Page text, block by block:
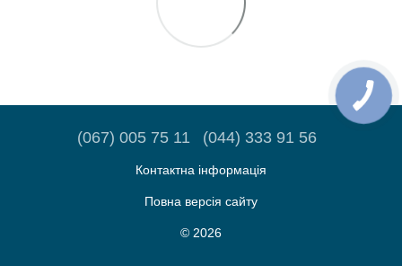
(067) 005 75 11 (044) 333 91 56
Контактна інформація
Повна версія сайту
© 2026